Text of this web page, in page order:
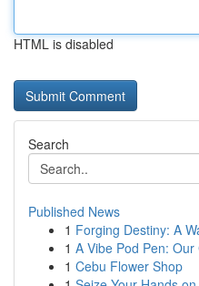
HTML is disabled
Search
Published News
1 Forging Destiny: A
1 A Vibe Pod Pen:
1 Cebu Flower Shop